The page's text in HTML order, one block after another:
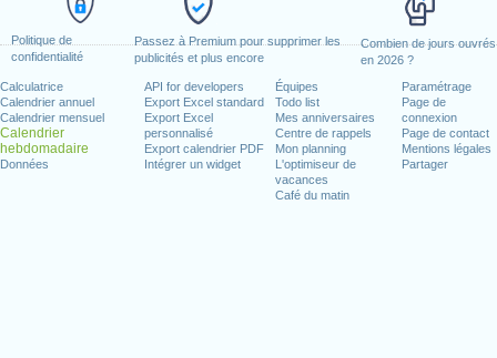
Politique de
confidentialité
Passez à Premium pour supprimer les
publicités et plus encore
Combien de jours ouvrés
en 2026 ?
Calculatrice
Calendrier annuel
Calendrier mensuel
Calendrier
hebdomadaire
Données
API for developers
Export Excel standard
Export Excel
personnalisé
Export calendrier PDF
Intégrer un widget
Équipes
Todo list
Mes anniversaires
Centre de rappels
Mon planning
L'optimiseur de
vacances
Café du matin
Paramétrage
Page de
connexion
Page de contact
Mentions légales
Partager